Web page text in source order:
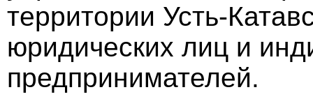
территории Усть-
юридических лиц и
предпринимателей.